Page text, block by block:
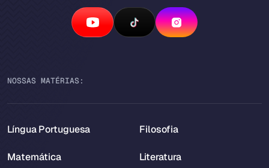
NOSSAS MATÉRIAS:
Língua Portuguesa
Matemática
Filosofia
Literatura